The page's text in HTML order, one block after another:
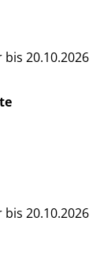
20.10.2026
20.10.2026